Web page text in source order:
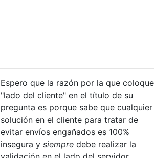
Espero que la razón por la que coloque
"lado del cliente" en el título de su
pregunta es porque sabe que cualquier
solución en el cliente para tratar de
evitar envíos engañados es 100%
insegura y siempre debe realizar la